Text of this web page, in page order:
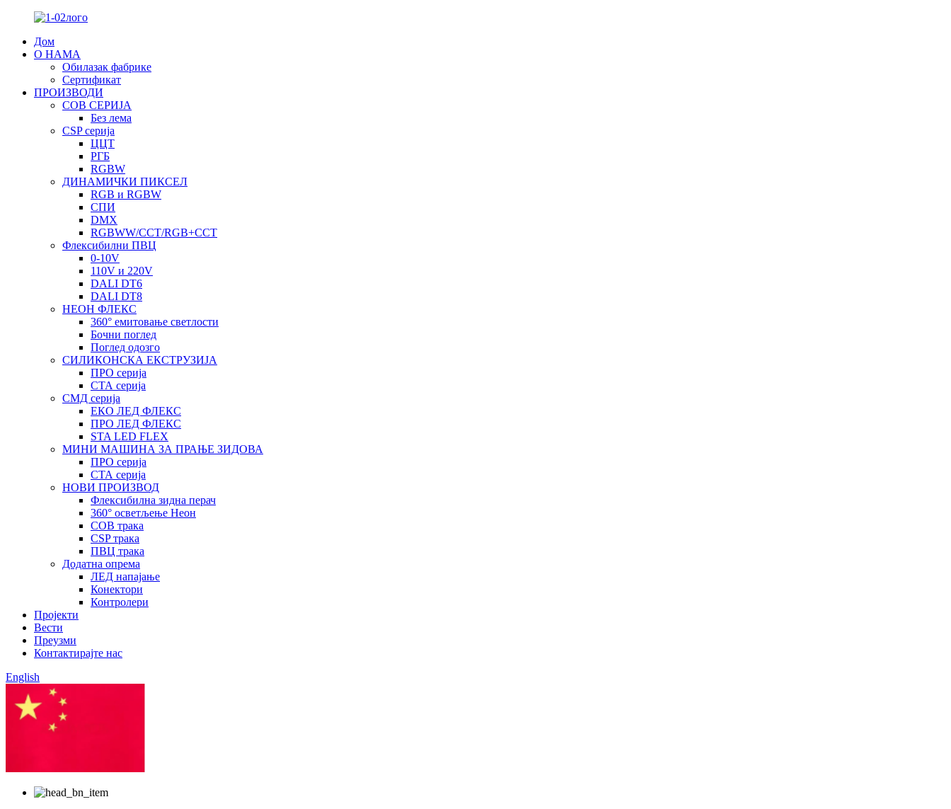
Дом
О НАМА
Обилазак фабрике
Сертификат
ПРОИЗВОДИ
COB СЕРИЈА
Без лема
CSP серија
ЦЦТ
РГБ
RGBW
ДИНАМИЧКИ ПИКСЕЛ
RGB и RGBW
СПИ
DMX
RGBWW/CCT/RGB+CCT
Флексибилни ПВЦ
0-10V
110V и 220V
DALI DT6
DALI DT8
НЕОН ФЛЕКС
360° емитовање светлости
Бочни поглед
Поглед одозго
СИЛИКОНСКА ЕКСТРУЗИЈА
ПРО серија
СТА серија
СМД серија
ЕКО ЛЕД ФЛЕКС
ПРО ЛЕД ФЛЕКС
STA LED FLEX
МИНИ МАШИНА ЗА ПРАЊЕ ЗИДОВА
ПРО серија
СТА серија
НОВИ ПРОИЗВОД
Флексибилна зидна перач
360° осветљење Неон
COB трака
CSP трака
ПВЦ трака
Додатна опрема
ЛЕД напајање
Конектори
Контролери
Пројекти
Вести
Преузми
Контактирајте нас
English